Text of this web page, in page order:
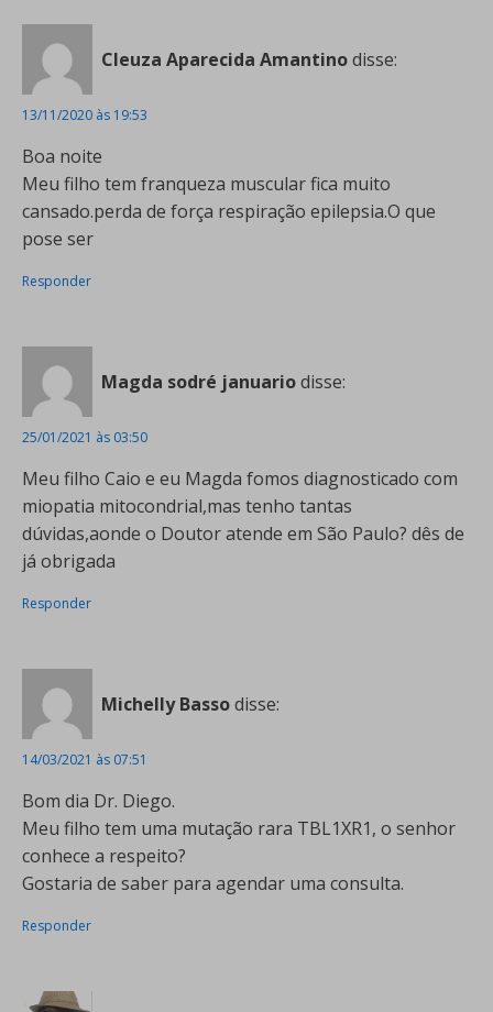
Cleuza Aparecida Amantinodisse:
13/11/2020 às 19:53
Boa noite
Meu filho tem franqueza muscular fica muito
cansado.perda de força respiração epilepsia.O que
pose ser
Responder
Magda sodré januariodisse:
25/01/2021 às 03:50
Meu filho Caio e eu Magda fomos diagnosticado com
miopatia mitocondrial,mas tenho tantas
dúvidas,aonde o Doutor atende em São Paulo? dês de
já obrigada
Responder
Michelly Bassodisse:
14/03/2021 às 07:51
Bom dia Dr. Diego.
Meu filho tem uma mutação rara TBL1XR1, o senhor
conhece a respeito?
Gostaria de saber para agendar uma consulta.
Responder